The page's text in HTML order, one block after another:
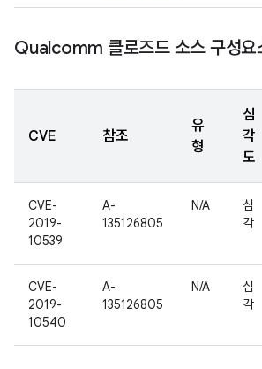
Qualcomm 클로즈드 소스 구성요
CVE 참조
유
형
심
각
도
CVE-
2019-
10539
A-
135126805
N/A
심
각
CVE-
2019-
10540
A-
135126805
N/A
심
각